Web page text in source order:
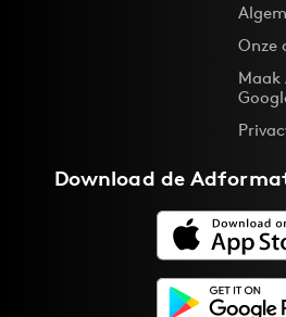
Onze
Download de